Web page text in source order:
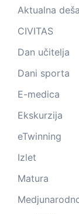
Aktualna
CIVITAS
Dan učitelja
Dani sporta
E-medica
Ekskurzija
eTwinning
Izlet
Matura